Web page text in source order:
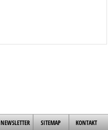
NEWSLETTER SITEMAP KONTAKT